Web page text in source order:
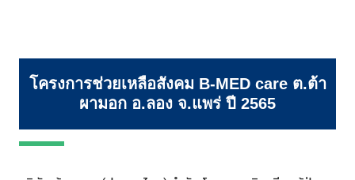
โครงการช่วยเหลือสังคม B-MED care ต.ต้า
ผามอก อ.ลอง จ.แพร่ ปี 2565